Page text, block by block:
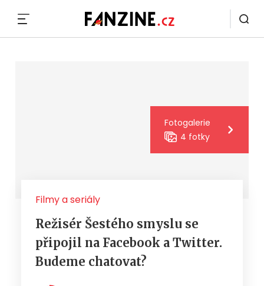
Fotogalerie
4 fotky
Filmy a seriály
Režisér Šestého smyslu se
připojil na Facebook a Twitter.
Budeme chatovat?